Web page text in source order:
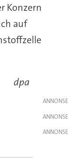
Konzern
auf
dpa